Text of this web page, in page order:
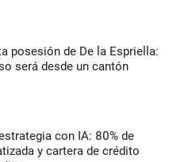
posesión de De la Espriella:
será desde un cantón
con IA: 80% de
y cartera de crédito